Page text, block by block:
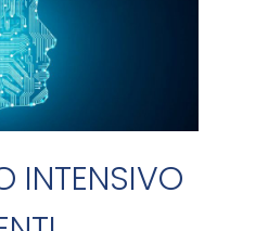
INTENSIVO